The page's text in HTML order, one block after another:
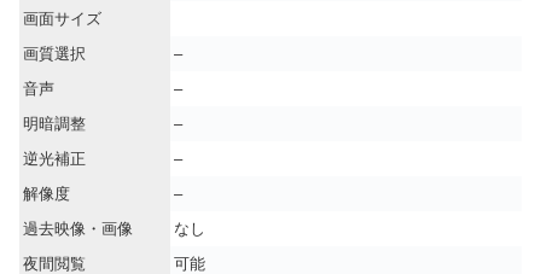
画面サイズ
画質選択
–
音声
–
明暗調整
–
逆光補正
–
解像度
–
過去映像・画像
なし
夜間閲覧
可能